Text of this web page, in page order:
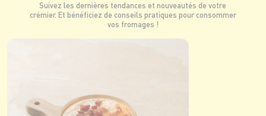
Suivez les dernières tendances et nouveautés de votre
crémier. Et bénéficiez de conseils pratiques pour consommer
vos fromages !